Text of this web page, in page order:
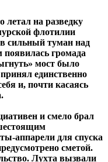
на разведку
флотилии
сильный туман над
громада
мост было
единственно
и, почти касаясь
и смело брал
аппарели для спуска
сметой.
Лухта вызвали